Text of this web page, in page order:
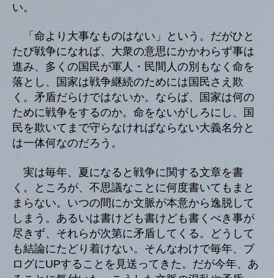
い。
「命より大事なものはない」という。だがひと
たび戦争になれば、大衆の意思にかかわらず事は
進み、多くの国民が軍人・民間人の別もなく命を
落とし、国家は戦争継続のためには国民さえ欺
く。矛盾だらけではないか。ならば、国家は何の
ために戦争をするのか。命をないがしろにし、国
民を欺いてまで守らなければならない大義名分と
は一体何なのだろう。
実は毎年、夏になると戦争に関する文章を書
く。ところが、不思議なことに何度書いてもまと
まらない。いつの間にか文脈が本意から逸脱して
しまう。あるいは書けども書けども書くべき事が
尽きず、それらが次第に矛盾してくる。どうして
も結論にたどり着けない。そんなわけで毎年、ブ
ログにUPすることを見送ってきた。だが今年、あ